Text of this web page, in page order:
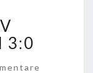
3:0